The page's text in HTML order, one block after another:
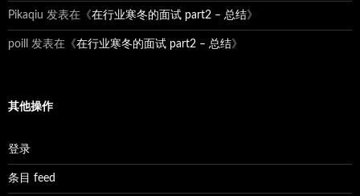
Pikaqiu 发表在《在行业寒冬的面试 part2 – 总结》
poill 发表在《在行业寒冬的面试 part2 – 总结》
其他操作
登录
条目 feed